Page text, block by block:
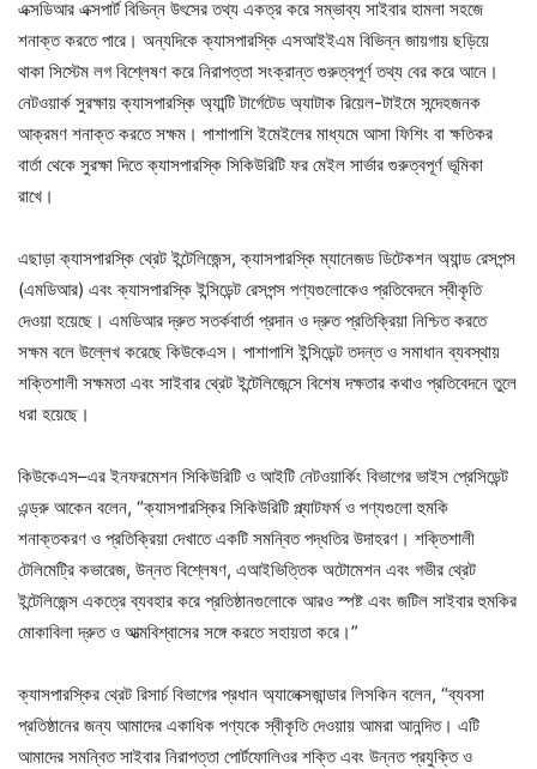
এক্সডিআর এক্সপার্ট বিভিন্ন উৎসের তথ্য একত্র করে সম্ভাব্য সাইবার হামলা সহজে
শনাক্ত করতে পারে। অন্যদিকে ক্যাসপারস্কি এসআইইএম বিভিন্ন জায়গায় ছড়িয়ে
থাকা সিস্টেম লগ বিশ্লেষণ করে নিরাপত্তা সংক্রান্ত গুরুত্বপূর্ণ তথ্য বের করে আনে।
নেটওয়ার্ক সুরক্ষায় ক্যাসপারস্কি অ্যান্টি টার্গেটেড অ্যাটাক রিয়েল-টাইমে সন্দেহজনক
আক্রমণ শনাক্ত করতে সক্ষম। পাশাপাশি ইমেইলের মাধ্যমে আসা ফিশিং বা ক্ষতিকর
বার্তা থেকে সুরক্ষা দিতে ক্যাসপারস্কি সিকিউরিটি ফর মেইল সার্ভার গুরুত্বপূর্ণ ভূমিকা
রাখে।
এছাড়া ক্যাসপারস্কি থ্রেট ইন্টেলিজেন্স, ক্যাসপারস্কি ম্যানেজড ডিটেকশন অ্যান্ড রেসপন্স
(এমডিআর) এবং ক্যাসপারস্কি ইন্সিডেন্ট রেসপন্স পণ্যগুলোকেও প্রতিবেদনে স্বীকৃতি
দেওয়া হয়েছে। এমডিআর দ্রুত সতর্কবার্তা প্রদান ও দ্রুত প্রতিক্রিয়া নিশ্চিত করতে
সক্ষম বলে উল্লেখ করেছে কিউকেএস। পাশাপাশি ইন্সিডেন্ট তদন্ত ও সমাধান ব্যবস্থায়
শক্তিশালী সক্ষমতা এবং সাইবার থ্রেট ইন্টেলিজেন্সে বিশেষ দক্ষতার কথাও প্রতিবেদনে তুলে
ধরা হয়েছে।
কিউকেএস–এর ইনফরমেশন সিকিউরিটি ও আইটি নেটওয়ার্কিং বিভাগের ভাইস প্রেসিডেন্ট
এন্ড্রু আকেন বলেন, “ক্যাসপারস্কির সিকিউরিটি প্ল্যাটফর্ম ও পণ্যগুলো হুমকি
শনাক্তকরণ ও প্রতিক্রিয়া দেখাতে একটি সমন্বিত পদ্ধতির উদাহরণ। শক্তিশালী
টেলিমেট্রি কভারেজ, উন্নত বিশ্লেষণ, এআইভিত্তিক অটোমেশন এবং গভীর থ্রেট
ইন্টেলিজেন্স একত্রে ব্যবহার করে প্রতিষ্ঠানগুলোকে আরও স্পষ্ট এবং জটিল সাইবার হুমকির
মোকাবিলা দ্রুত ও আত্মবিশ্বাসের সঙ্গে করতে সহায়তা করে।”
ক্যাসপারস্কির থ্রেট রিসার্চ বিভাগের প্রধান অ্যালেক্সজান্ডার লিসকিন বলেন, “ব্যবসা
প্রতিষ্ঠানের জন্য আমাদের একাধিক পণ্যকে স্বীকৃতি দেওয়ায় আমরা আনন্দিত। এটি
আমাদের সমন্বিত সাইবার নিরাপত্তা পোর্টফোলিওর শক্তি এবং উন্নত প্রযুক্তি ও